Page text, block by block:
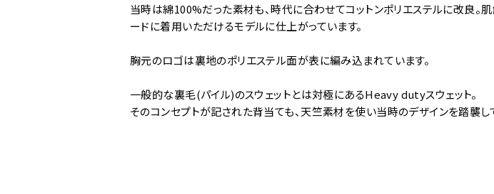
当時は綿100%だった素材も、時代に合わせてコットンポリエステルに改良。
ードに着用いただけるモデルに仕上がっています。
胸元のロゴは裏地のポリエステル面が表に編み込まれています。
一般的な裏毛(パイル)のスウェットとは対極にあるHeavy dutyスウェット。
そのコンセプトが記された背当ても、天竺素材を使い当時のデザインを踏襲し